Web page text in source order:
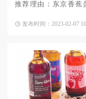
推荐理由：东京香蕉
短短7天的赏味期，更
发布时间：2023-02-07